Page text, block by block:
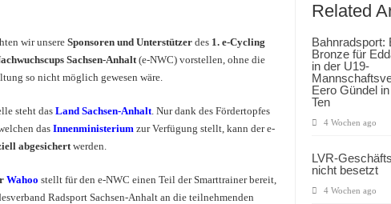
Related
Bahnradsport:
Bronze für
in der U19-
Eero Gündel
Ten
4 Wochen ago
LVR-
nicht besetzt
4 Wochen ago
wir unsere Sponsoren und Unterstützerdes 1. e-Cycling
Sachsen-Anhalt(e-NWC) vorstellen, ohne die
so nicht möglich gewesen wäre.
steht das Land Sachsen-Anhalt. Nur dank des Fördertopfes
das Innenministeriumzur Verfügung stellt, kann der e-
abgesichertwerden.
Wahoo stellt für den e-NWC einen Teil der Smarttrainer bereit,
Radsport Sachsen-Anhalt an die teilnehmenden